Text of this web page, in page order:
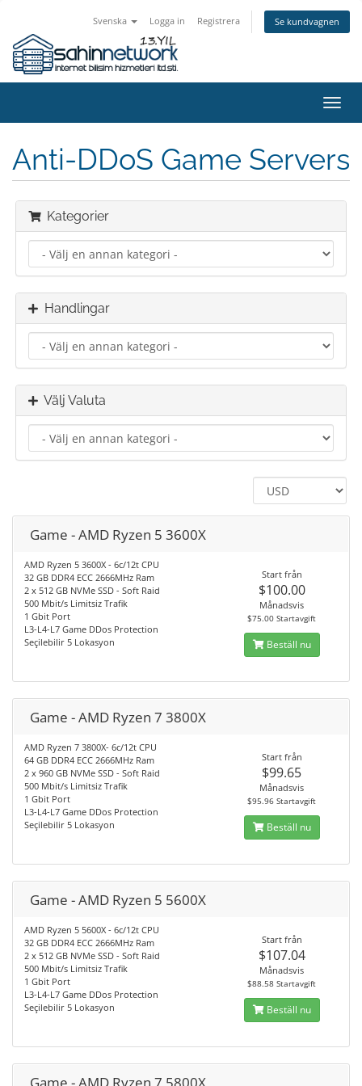
Svenska Logga in Registrera Se kundvagnen
Växla
Anti-DDoS Game Servers
Kategorier
Handlingar
Välj Valuta
Game - AMD Ryzen 5 3600X
AMD Ryzen 5 3600X - 6c/12t CPU
32 GB DDR4 ECC 2666MHz Ram
2 x 512 GB NVMe SSD - Soft Raid
500 Mbit/s Limitsiz Trafik
1 Gbit Port
L3-L4-L7 Game DDos Protection
Seçilebilir 5 Lokasyon
Start från
$100.00
Månadsvis
$75.00 Startavgift
Beställ nu
Game - AMD Ryzen 7 3800X
AMD Ryzen 7 3800X- 6c/12t CPU
64 GB DDR4 ECC 2666MHz Ram
2 x 960 GB NVMe SSD - Soft Raid
500 Mbit/s Limitsiz Trafik
1 Gbit Port
L3-L4-L7 Game DDos Protection
Seçilebilir 5 Lokasyon
Start från
$99.65
Månadsvis
$95.96 Startavgift
Beställ nu
Game - AMD Ryzen 5 5600X
AMD Ryzen 5 5600X - 6c/12t CPU
32 GB DDR4 ECC 2666MHz Ram
2 x 512 GB NVMe SSD - Soft Raid
500 Mbit/s Limitsiz Trafik
1 Gbit Port
L3-L4-L7 Game DDos Protection
Seçilebilir 5 Lokasyon
Start från
$107.04
Månadsvis
$88.58 Startavgift
Beställ nu